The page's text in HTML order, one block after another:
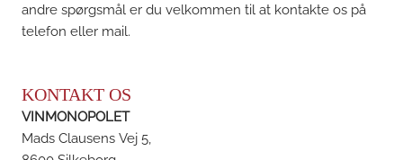
andre spørgsmål er du velkommen til at kontakte os på
telefon eller mail.
KONTAKT OS
VINMONOPOLET
Mads Clausens Vej 5,